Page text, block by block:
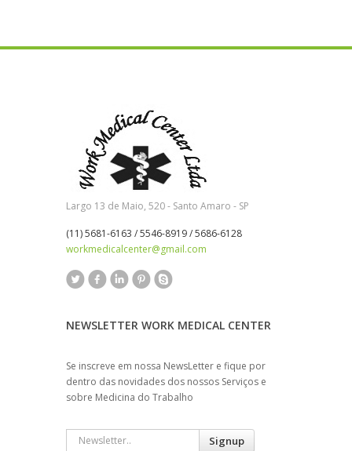
Largo 13 de Maio, 520 - Santo Amaro - SP
(11) 5681-6163 / 5546-8919 / 5686-6128
workmedicalcenter@gmail.com
NEWSLETTER WORK MEDICAL CENTER
Se inscreve em nossa NewsLetter e fique por
dentro das novidades dos nossos Serviços e
sobre Medicina do Trabalho
Signup